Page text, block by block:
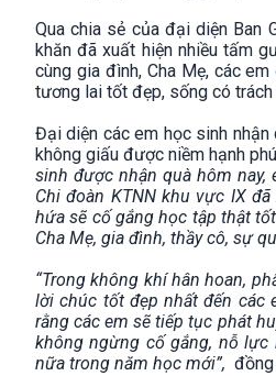
Qua chia sẻ của đại diện Ban
khăn đã xuất hiện nhiều tấm
cùng gia đình, Cha Mẹ, các
tương lai tốt đẹp, sống có
Đại diện các em học sinh nhận
không giấu được niềm hạnh
sinh được nhận quà hôm nay,
Chi đoàn KTNN khu vực IX
hứa sẽ cố gắng học tập thật
Cha Mẹ, gia đình, thầy cô, sự
“Trong không khí hân hoan,
lời chúc tốt đẹp nhất đến các
rằng các em sẽ tiếp tục phát
không ngừng cố gắng, nỗ lực
nữa trong năm học mới”, đồng